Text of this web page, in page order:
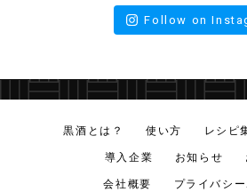
Follow on
黒酒とは？ 使い方 レシピ
導入企業
お知らせ
会社概要
プライバシ